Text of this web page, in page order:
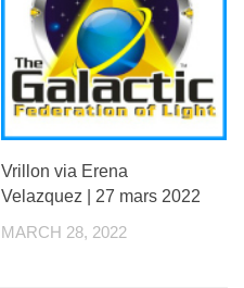
Vrillon via Erena
Velazquez | 27 mars 2022
MARCH 28, 2022